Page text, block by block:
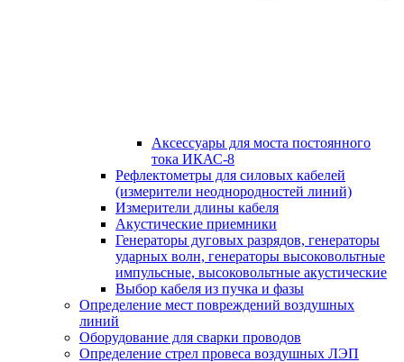
Аксессуары для моста постоянного
тока ИКАС-8
Рефлектометры для силовых кабелей
(измерители неоднородностей линий)
Измерители длины кабеля
Акустические приемники
Генераторы дуговых разрядов, генераторы
ударных волн, генераторы высоковольтные
импульсные, высоковольтные акустические
Выбор кабеля из пучка и фазы
Определение мест повреждений воздушных
линий
Оборудование для сварки проводов
Определение стрел провеса воздушных ЛЭП